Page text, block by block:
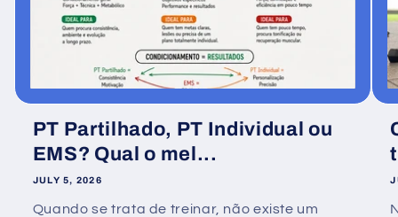
PT Partilhado, PT Individual ou
EMS? Qual o mel...
JULY 5, 2026
Quando se trata de treinar, não existe um